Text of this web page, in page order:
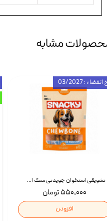
مشابه
تشویقی استخوان جویدنی سگ اسنکی کرانچی با طعم مرغ Snacky Crunchy Munchy وزن 100 گرم
۵۵۰,۰۰۰ تومان
افزودن
: 03/2027